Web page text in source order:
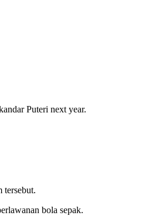
Puteri next year.
tersebut.
bola sepak.